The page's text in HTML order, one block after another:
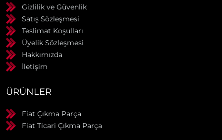
Gizlilik ve Güvenlik
Satış Sözleşmesi
Teslimat Koşulları
Üyelik Sözleşmesi
Hakkımızda
İletişim
ÜRÜNLER
Fiat Çıkma Parça
Fiat Ticari Çıkma Parça